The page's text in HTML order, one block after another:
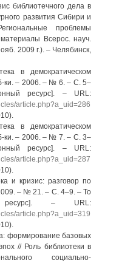
библиотечного дела в
развития Сибири и
проблемы
Всерос. науч.
2009 г.). – Челябинск,
в демократическом
ки. – 2006. – № 6. – C. 5–
ресурс]. – URL:
article.php?a_uid=286
в демократическом
ки. – 2006. – № 7. – С. 3–
ресурс]. – URL:
article.php?a_uid=287
и кризис: разговор по
– № 21. – С. 4–9. – То
ресурс]. – URL:
article.php?a_uid=319
формирование базовых
// Роль библиотеки в
социально-